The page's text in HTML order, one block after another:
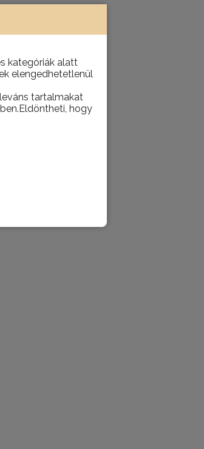
kategóriák alatt
elengedhetetlenül
tartalmakat
hogy